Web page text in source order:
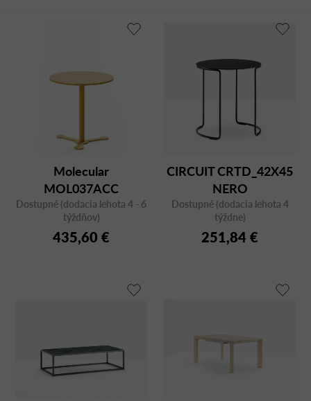
Molecular
MOL037ACC
Dostupné (dodacia lehota 4 - 6
týždňov)
435,60 €
CIRCUIT CRTD_42X45
NERO
Dostupné (dodacia lehota 4
týždne)
251,84 €